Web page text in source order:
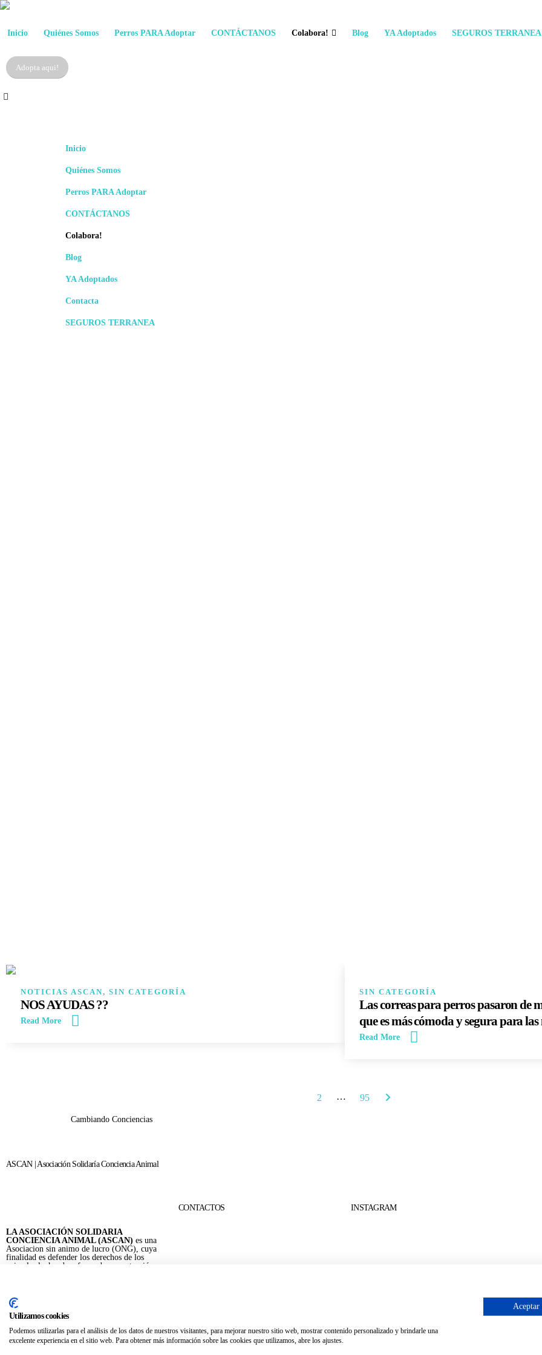
Inicio Quiénes Somos Perros PARA Adoptar CONTÁCTANOS Colabora! Blog YA Adoptados SEGUROS TERRANEA
Adopta aqui!
Inicio
Quiénes Somos
Perros PARA Adoptar
CONTÁCTANOS
Colabora!
Blog
YA Adoptados
Contacta
SEGUROS TERRANEA
NOTICIAS ASCAN, SIN CATEGORÍA
NOS AYUDAS ??
Read More
SIN CATEGORÍA
Las correas para perros pasaron de
que es más cómoda y segura para las
Read More
2 … 95
Cambiando Conciencias
ASCAN | Asociación Solidaría Conciencia Animal
LA ASOCIACIÓN SOLIDARIA
CONCIENCIA ANIMAL (ASCAN) es una
Asociacion sin animo de lucro (ONG), cuya
finalidad es defender los derechos de los
animales luchando a favor de su protección y
CONTACTOS INSTAGRAM
ASCAN. © 2022. Todos los derechos reservados. Desarrollado como donación porIgor André Guerra.
Utilizamos cookies
Podemos utilizarlas para el análisis de los datos de nuestros visitantes, para mejorar nuestro sitio web, mostrar contenido personalizado y brindarle una
excelente experiencia en el sitio web. Para obtener más información sobre las cookies que utilizamos, abre los ajustes.
Aceptar